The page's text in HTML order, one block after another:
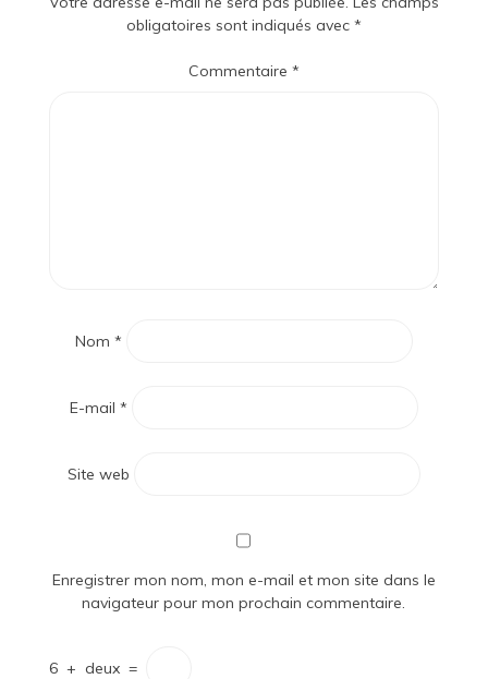
obligatoires sont indiqués avec *
Commentaire *
Nom *
E-mail *
Site web
Enregistrer mon nom, mon e-mail et mon site dans le
navigateur pour mon prochain commentaire.
6 + deux =